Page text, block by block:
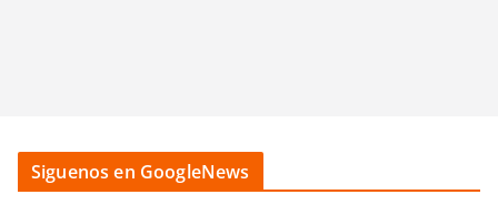
Siguenos en GoogleNews